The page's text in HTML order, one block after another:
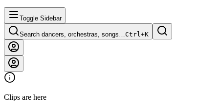
Toggle Sidebar
Search dancers, orchestras, songs…Ctrl+K
Clips are here